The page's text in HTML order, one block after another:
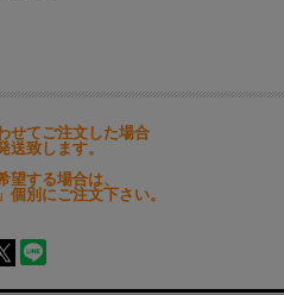
せてご注文した場合
致します。
望する場合は、
別にご注文下さい。